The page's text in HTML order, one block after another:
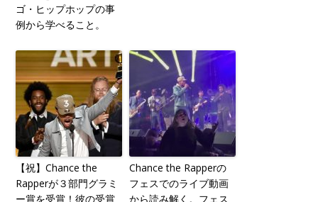
ゴ・ヒップホップの事
例から学べること。
【祝】Chance the
Rapperが３部門グラミ
ー賞を受賞！彼の受賞
Chance the Rapperの
フェスでのライブ動画
から読み解く。フェス